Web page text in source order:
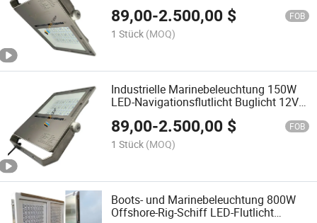
89,00-2.500,00 $ FOB
1 Stück (MOQ)
Industrielle Marinebeleuchtung 150W
LED-Navigationsflutlicht Buglicht 12V
89,00-2.500,00 $ FOB
1 Stück (MOQ)
Boots- und Marinebeleuchtung 800W
Offshore-Rig-Schiff LED-Flutlicht